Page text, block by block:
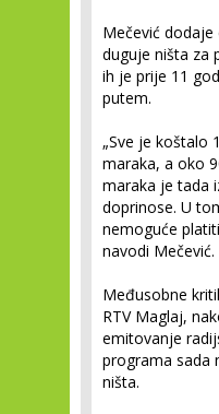
Mečević dodaje
duguje ništa za
ih je prije 11
putem.
„Sve je koštalo
maraka, a oko
maraka je tada
doprinose. U
nemoguće
navodi Mečević.
Međusobne
RTV Maglaj,
emitovanje
programa sada
ništa.